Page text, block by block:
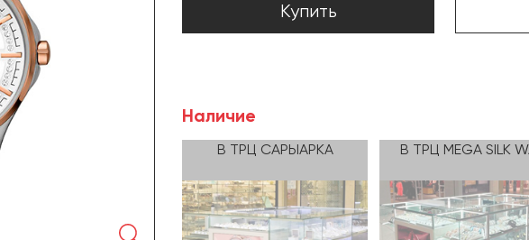
Купить
Наличие
В ТРЦ САРЫАРКА В ТРЦ MEGA SILK